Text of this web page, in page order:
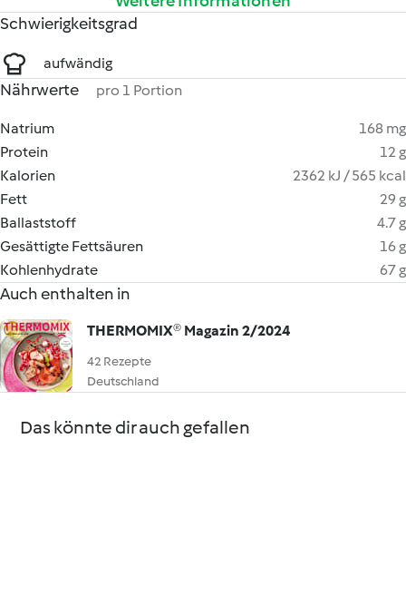
Schwierigkeitsgrad
aufwändig
Nährwerte pro 1 Portion
Natrium
168 mg
Protein
12 g
Kalorien
2362 kJ / 565 kcal
Fett
29 g
Ballaststoff
4.7 g
Gesättigte Fettsäuren
16 g
Kohlenhydrate
67 g
Auch enthalten in
THERMOMIX® Magazin 2/2024
42 Rezepte
Deutschland
Das könnte dir auch gefallen